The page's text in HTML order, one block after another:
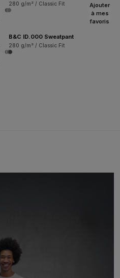
280 g/m² / Classic Fit
Ajouter
à mes
favoris
B&C ID.000 Sweatpant
280 g/m² / Classic Fit